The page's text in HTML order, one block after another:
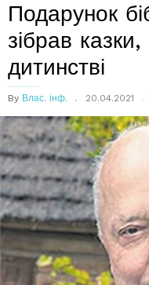
Подарунок
зібрав
дитинстві
By Влас. інф. 20.04.2021